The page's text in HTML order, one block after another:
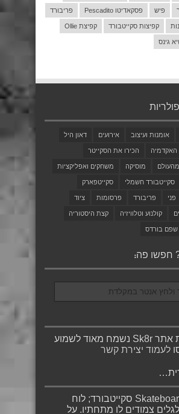
פיש פסקאדיטו Pescadito פריבורד
קפיצות סקייטבורד קפיצת Ollie
גינס
אומנות ועיצוב אירועים דאון היל
האקדמיה הכירו את הסקייטר
מהעולם מוסיקה משחקים ואפליקציות
סקייטבורד חשמלי סקייטפארק
פני פריבורד פרסומות ציוד
קולנוע וטלוויזיה קצת היסטוריה
שפם בורדס
חפשו פה:
אנחנו, צוות אתר Sk8r נשמח מאוד לשמוע
לעמוד יצירת קשר
גַּלְגֶּשֶׁת - Skateboard סקייטבורד; לוח
צמודים לו מתחתיו. על